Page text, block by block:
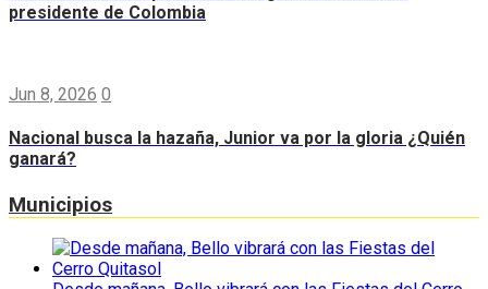
presidente de Colombia
Jun 8, 2026 0
Nacional busca la hazaña, Junior va por la gloria ¿Quién
ganará?
Municipios